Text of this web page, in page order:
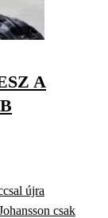
A
újra
csak